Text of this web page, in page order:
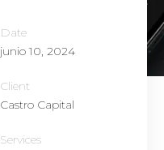
Date
junio 10, 2024
Client
Castro Capital
Services